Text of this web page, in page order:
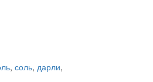
, соль, дарли,